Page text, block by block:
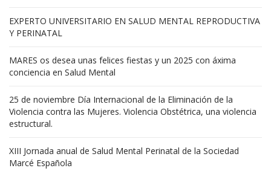
EXPERTO UNIVERSITARIO EN SALUD MENTAL REPRODUCTIVA
Y PERINATAL
MARES os desea unas felices fiestas y un 2025 con áxima
conciencia en Salud Mental
25 de noviembre Día Internacional de la Eliminación de la
Violencia contra las Mujeres. Violencia Obstétrica, una violencia
estructural.
XIII Jornada anual de Salud Mental Perinatal de la Sociedad
Marcé Española